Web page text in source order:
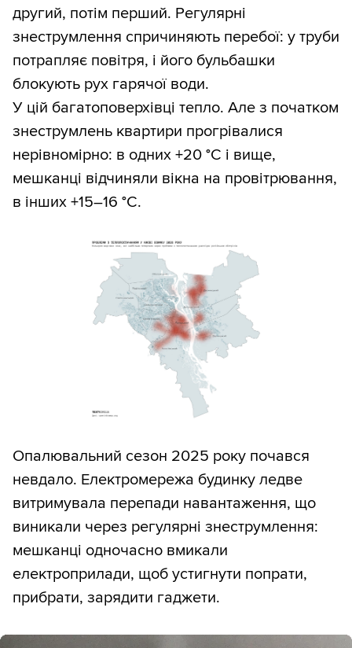
другий, потім перший. Регулярні
знеструмлення спричиняють перебої: у труби
потрапляє повітря, і його бульбашки
блокують рух гарячої води.
У цій багатоповерхівці тепло. Але з початком
знеструмлень квартири прогрівалися
нерівномірно: в одних +20 °С і вище,
мешканці відчиняли вікна на провітрювання,
в інших +15–16 °С.
Опалювальний сезон 2025 року почався
невдало. Електромережа будинку ледве
витримувала перепади навантаження, що
виникали через регулярні знеструмлення:
мешканці одночасно вмикали
електроприлади, щоб устигнути попрати,
прибрати, зарядити гаджети.